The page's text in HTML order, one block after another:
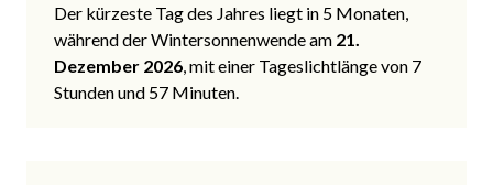
Der kürzeste Tag des Jahres liegt in 5 Monaten,
während der Wintersonnenwende am 21.
Dezember 2026, mit einer Tageslichtlänge von 7
Stunden und 57 Minuten.